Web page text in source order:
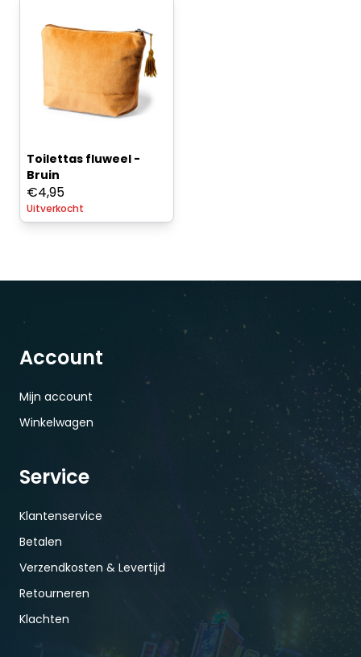
Toilettas fluweel -
Bruin
€4,95
Uitverkocht
Account
Mijn account
Winkelwagen
Service
Klantenservice
Betalen
Verzendkosten & Levertijd
Retourneren
Klachten